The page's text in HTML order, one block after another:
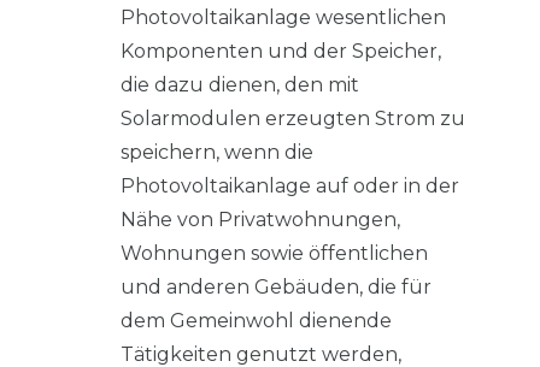
Photovoltaikanlage wesentlichen
Komponenten und der Speicher,
die dazu dienen, den mit
Solarmodulen erzeugten Strom zu
speichern, wenn die
Photovoltaikanlage auf oder in der
Nähe von Privatwohnungen,
Wohnungen sowie öffentlichen
und anderen Gebäuden, die für
dem Gemeinwohl dienende
Tätigkeiten genutzt werden,